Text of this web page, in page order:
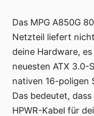
Das MPG A850G
Netzteil liefert
deine Hardware,
neuesten ATX 3.0-
nativen 16-poligen
Das bedeutet,
HPWR-Kabel für